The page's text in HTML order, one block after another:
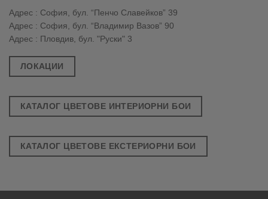
Адрес : София, бул. “Пенчо Славейков” 39
Адрес : София, бул. “Владимир Вазов” 90
Адрес : Пловдив, бул. "Руски" 3
ЛОКАЦИИ
КАТАЛОГ ЦВЕТОВЕ ИНТЕРИОРНИ БОИ
КАТАЛОГ ЦВЕТОВЕ ЕКСТЕРИОРНИ БОИ